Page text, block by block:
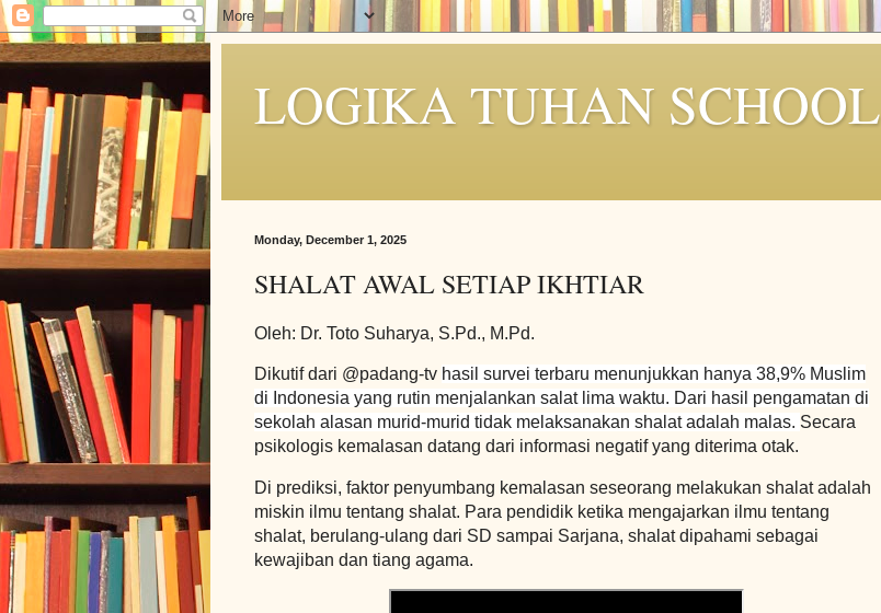
LOGIKA TUHAN SCHOOL
Monday, December 1, 2025
SHALAT AWAL SETIAP IKHTIAR
Oleh: Dr. Toto Suharya, S.Pd., M.Pd.
Dikutif dari @padang-tv hasil survei terbaru menunjukkan hanya 38,9% Muslim
di Indonesia yang rutin menjalankan salat lima waktu. Dari hasil pengamatan di
sekolah alasan murid-murid tidak melaksanakan shalat adalah malas. Secara
psikologis kemalasan datang dari informasi negatif yang diterima otak.
Di prediksi, faktor penyumbang kemalasan seseorang melakukan shalat adalah
miskin ilmu tentang shalat. Para pendidik ketika mengajarkan ilmu tentang
shalat, berulang-ulang dari SD sampai Sarjana, shalat dipahami sebagai
kewajiban dan tiang agama.